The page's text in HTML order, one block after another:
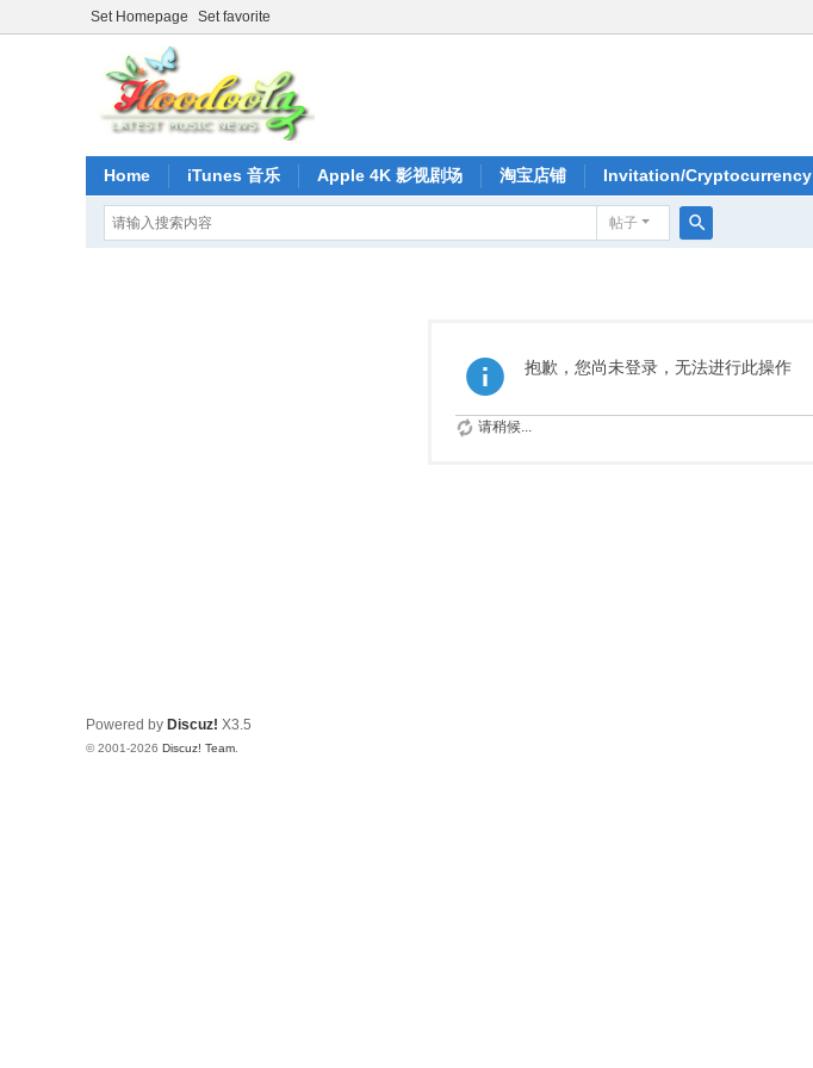
Set Homepage Set favorite
Home iTunes 音乐 Apple 4K 影视剧场 淘宝店铺 Invitation/Cryptocurrency
帖子
抱歉，您尚未登录，无法进行此操作
请稍候...
Powered by Discuz! X3.5
© 2001-2026 Discuz! Team